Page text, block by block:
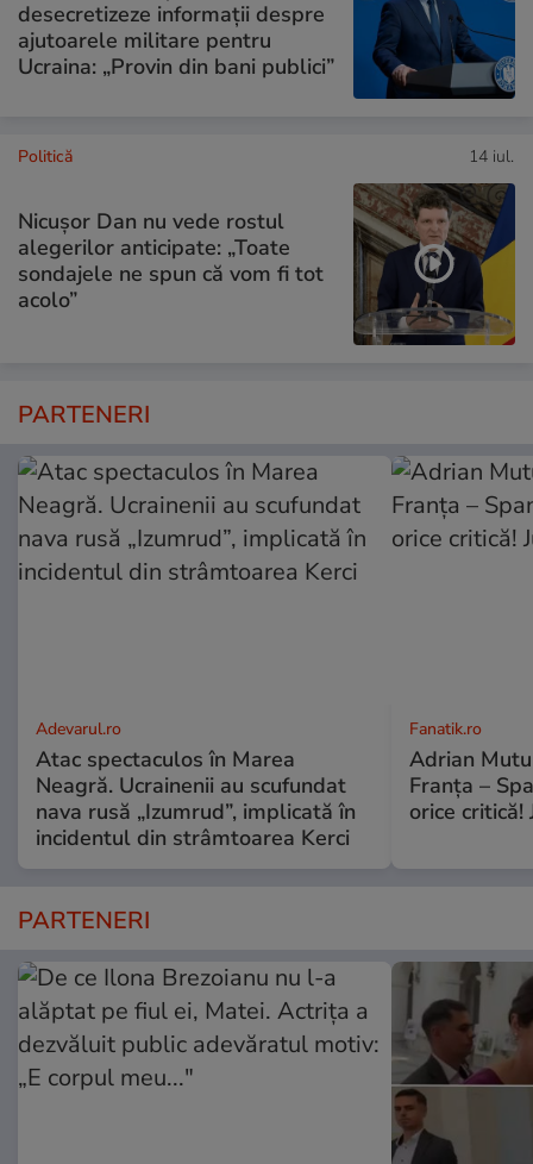
desecretizeze informații despre
ajutoarele militare pentru
Ucraina: „Provin din bani publici”
Politică 14 iul.
Nicușor Dan nu vede rostul
alegerilor anticipate: „Toate
sondajele ne spun că vom fi tot
acolo”
PARTENERI
Adevarul.ro
Atac spectaculos în Marea
Neagră. Ucrainenii au scufundat
nava rusă „Izumrud”, implicată în
incidentul din strâmtoarea Kerci
Fanatik.ro
Adrian
Franța –
orice critică!
PARTENERI